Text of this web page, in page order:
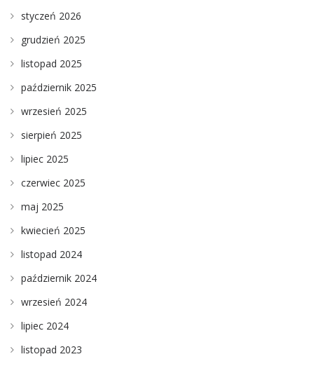
styczeń 2026
grudzień 2025
listopad 2025
październik 2025
wrzesień 2025
sierpień 2025
lipiec 2025
czerwiec 2025
maj 2025
kwiecień 2025
listopad 2024
październik 2024
wrzesień 2024
lipiec 2024
listopad 2023